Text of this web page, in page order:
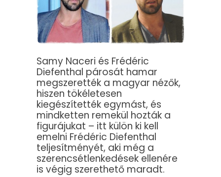
Samy Naceri és Frédéric
Diefenthal párosát hamar
megszerették a magyar nézők,
hiszen tökéletesen
kiegészítették egymást, és
mindketten remekül hozták a
figurájukat – itt külön ki kell
emelni Frédéric Diefenthal
teljesítményét, aki még a
szerencsétlenkedések ellenére
is végig szerethető maradt.